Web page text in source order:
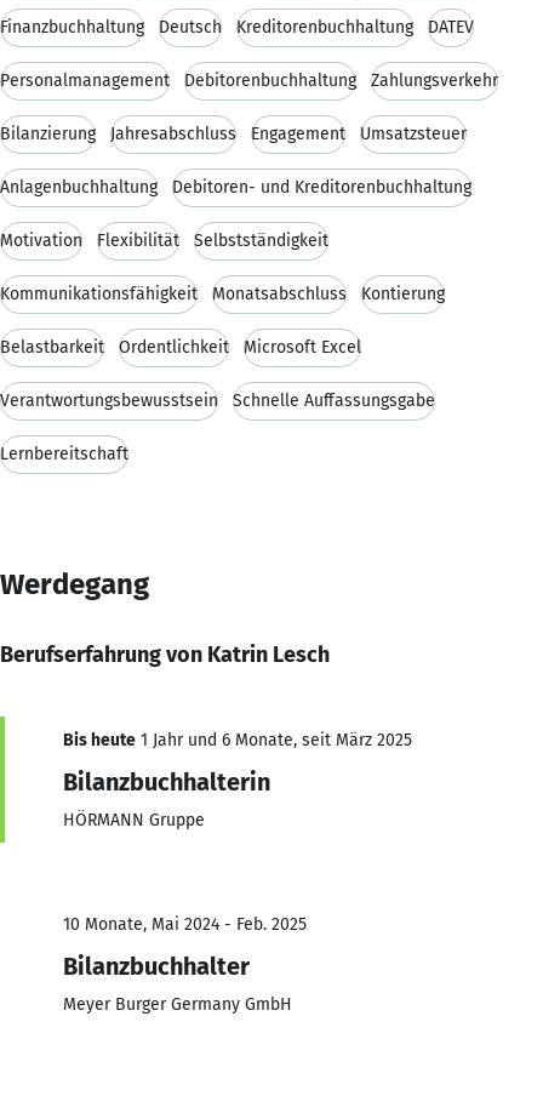
Finanzbuchhaltung Deutsch Kreditorenbuchhaltung DATEV
Personalmanagement Debitorenbuchhaltung Zahlungsverkehr
Bilanzierung Jahresabschluss Engagement Umsatzsteuer
Anlagenbuchhaltung Debitoren- und Kreditorenbuchhaltung
Motivation Flexibilität Selbstständigkeit
Kommunikationsfähigkeit Monatsabschluss Kontierung
Belastbarkeit Ordentlichkeit Microsoft Excel
Verantwortungsbewusstsein Schnelle Auffassungsgabe
Lernbereitschaft
Werdegang
Berufserfahrung von Katrin Lesch
Bis heute 1 Jahr und 6 Monate, seit März 2025
Bilanzbuchhalterin
HÖRMANN Gruppe
10 Monate, Mai 2024 - Feb. 2025
Bilanzbuchhalter
Meyer Burger Germany GmbH